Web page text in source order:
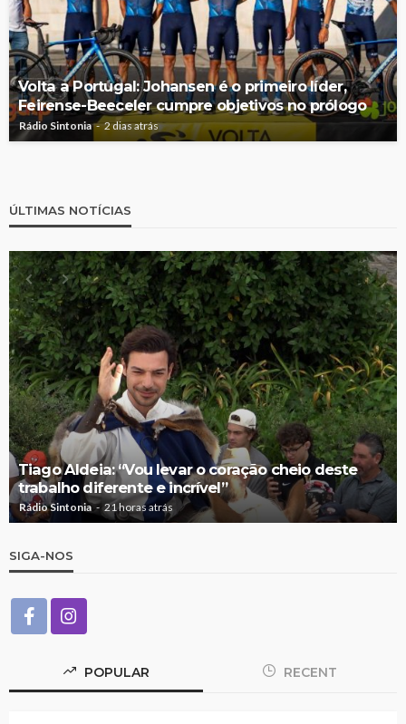
Volta a Portugal: Johansen é o primeiro líder,
Feirense-Beeceler cumpre objetivos no prólogo
Rádio Sintonia 2 dias atrás
ÚLTIMAS NOTÍCIAS
Tiago Aldeia: “Vou levar o coração cheio deste
trabalho diferente e incrível”
Rádio Sintonia 21 horas atrás
SIGA-NOS
POPULAR RECENT